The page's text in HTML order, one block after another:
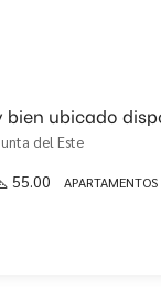
del Este
55.00 APARTAMENTOS